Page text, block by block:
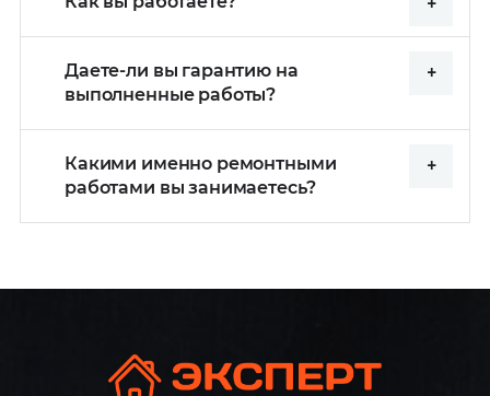
Даете-ли вы гарантию на
выполненные работы?
Какими именно ремонтными
работами вы занимаетесь?